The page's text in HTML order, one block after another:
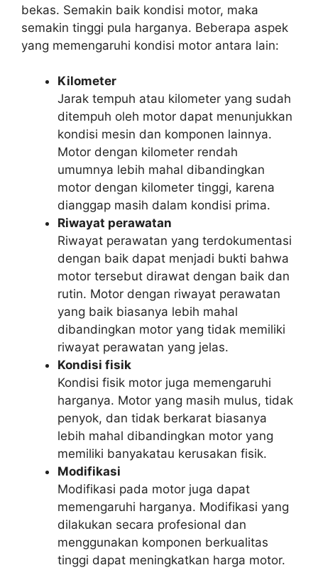
bekas. Semakin baik kondisi motor, maka
semakin tinggi pula harganya. Beberapa aspek
yang memengaruhi kondisi motor antara lain:
Kilometer
Jarak tempuh atau kilometer yang sudah
ditempuh oleh motor dapat menunjukkan
kondisi mesin dan komponen lainnya.
Motor dengan kilometer rendah
umumnya lebih mahal dibandingkan
motor dengan kilometer tinggi, karena
dianggap masih dalam kondisi prima.
Riwayat perawatan
Riwayat perawatan yang terdokumentasi
dengan baik dapat menjadi bukti bahwa
motor tersebut dirawat dengan baik dan
rutin. Motor dengan riwayat perawatan
yang baik biasanya lebih mahal
dibandingkan motor yang tidak memiliki
riwayat perawatan yang jelas.
Kondisi fisik
Kondisi fisik motor juga memengaruhi
harganya. Motor yang masih mulus, tidak
penyok, dan tidak berkarat biasanya
lebih mahal dibandingkan motor yang
memiliki banyakatau kerusakan fisik.
Modifikasi
Modifikasi pada motor juga dapat
memengaruhi harganya. Modifikasi yang
dilakukan secara profesional dan
menggunakan komponen berkualitas
tinggi dapat meningkatkan harga motor.